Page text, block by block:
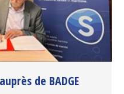
de BADGE